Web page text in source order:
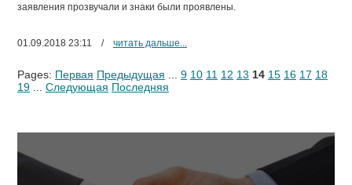
заявления прозвучали и знаки были проявлены.
01.09.2018 23:11 / читать дальше...
Pages: Первая Предыдущая 9 10 11 12 13 14 15 16 17 18
19
Следующая Последняя